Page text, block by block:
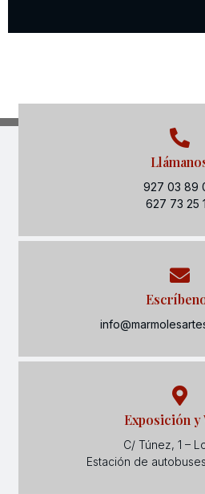
927 03 89
627 73 25
Exposición y
C/ Túnez, 1 –
Estación de